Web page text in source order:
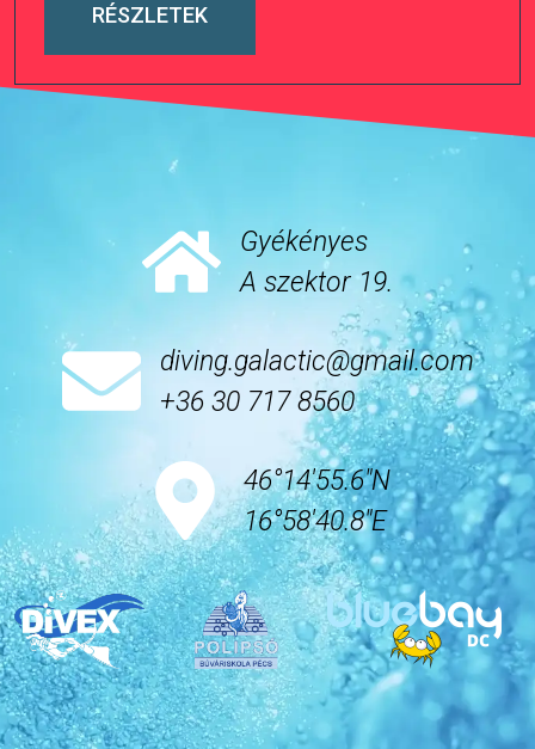
RÉSZLETEK
Gyékényes
A szektor 19.
diving.galactic@gmail.com
+36 30 717 8560
46°14'55.6"N
16°58'40.8"E